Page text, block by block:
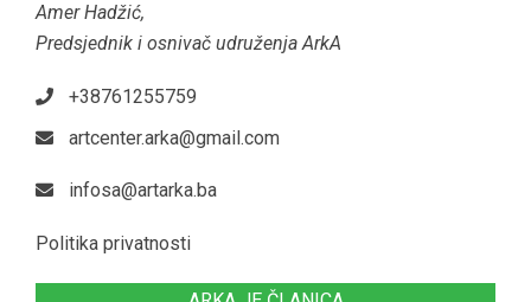
Amer Hadžić,
Predsjednik i osnivač udruženja ArkA
+38761255759
artcenter.arka@gmail.com
infosa@artarka.ba
Politika privatnosti